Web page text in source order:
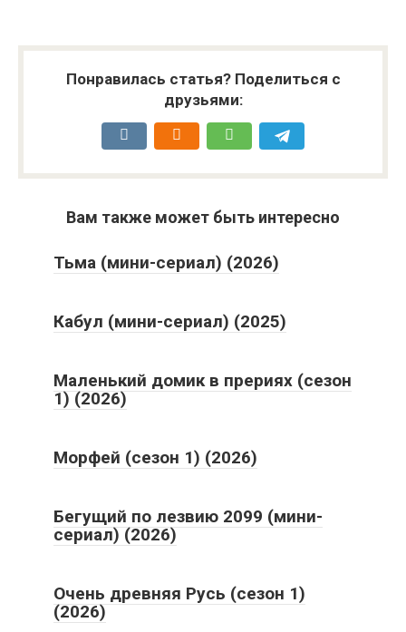
Понравилась статья? Поделиться с
друзьями:
Вам также может быть интересно
Тьма (мини-сериал) (2026)
Кабул (мини-сериал) (2025)
Маленький домик в прериях (сезон
1) (2026)
Морфей (сезон 1) (2026)
Бегущий по лезвию 2099 (мини-
сериал) (2026)
Очень древняя Русь (сезон 1)
(2026)